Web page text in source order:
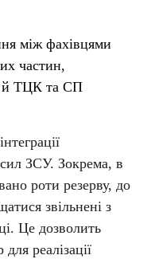
між фахівцями
частин,
й ТЦК та СП
ЗСУ. Зокрема, в
роти резерву, до
звільнені з
Це дозволить
реалізації